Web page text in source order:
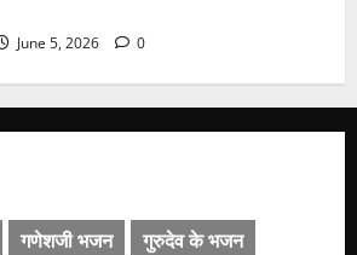
June 5, 2026 0
गणेशजी भजन
गुरुदेव के भजन